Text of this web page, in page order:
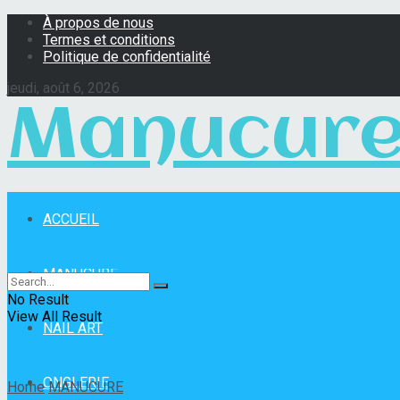
À propos de nous
Termes et conditions
Politique de confidentialité
jeudi, août 6, 2026
ACCUEIL
MANUCURE
NAIL ART
ONGLERIE
No Result
View All Result
Home MANUCURE